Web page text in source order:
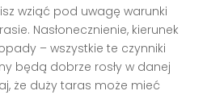
wziąć pod uwagę warunki
Nasłonecznienie, kierunek
– wszystkie te czynniki
będą dobrze rosły w danej
że duży taras może mieć